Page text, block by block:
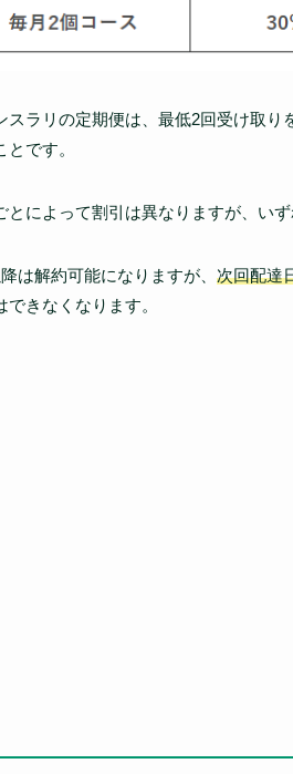
スラリの定期便は、最低2回受け取り
とです。
とによって割引は異なりますが、い
は解約可能になりますが、 次回配達
できなくなります。